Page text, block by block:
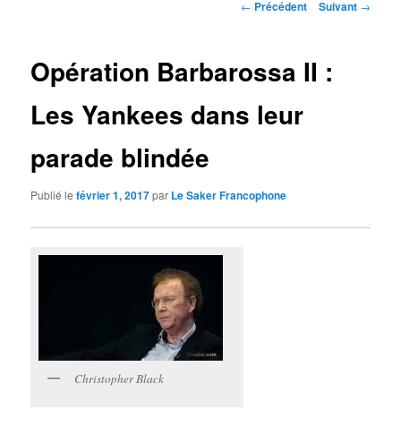
Navigation
← Précédent Suivant →
Opération Barbarossa II :
Les Yankees dans leur
parade blindée
Publié lefévrier 1, 2017par Le Saker Francophone
Christopher Black